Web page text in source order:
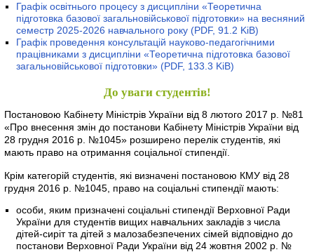
Графік освітнього процесу з дисципліни «Теоретична
підготовка базової загальновійськової підготовки» на весняний
семестр 2025-2026 навчального року (PDF, 91.2 KiB)
Графік проведення консультацій науково-педагогічними
працівниками з дисципліни «Теоретична підготовка базової
загальновійськової підготовки» (PDF, 133.3 KiB)
До уваги студентів!
Постановою Кабінету Міністрів України від 8 лютого 2017 р. №81
«Про внесення змін до постанови Кабінету Міністрів України від
28 грудня 2016 р. №1045» розширено перелік студентів, які
мають право на отримання соціальної стипендії.
Крім категорій студентів, які визначені постановою КМУ від 28
грудня 2016 р. №1045, право на соціальні стипендії мають:
особи, яким призначені соціальні стипендії Верховної Ради
України для студентів вищих навчальних закладів з числа
дітей-сиріт та дітей з малозабезпечених сімей відповідно до
постанови Верховної Ради України від 24 жовтня 2002 р. №